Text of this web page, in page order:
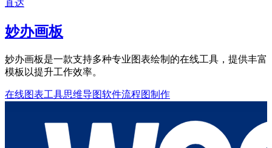
直达
妙办画板
妙办画板是一款支持多种专业图表绘制的在线工具，提供丰富
模板以提升工作效率。
在线图表工具思维导图软件流程图制作